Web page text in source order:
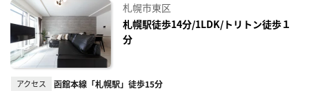
り登
録
札幌市東区
札幌駅徒歩14分/1LDK/トリトン徒歩１
分
アクセス 函館本線「札幌駅」徒歩15分